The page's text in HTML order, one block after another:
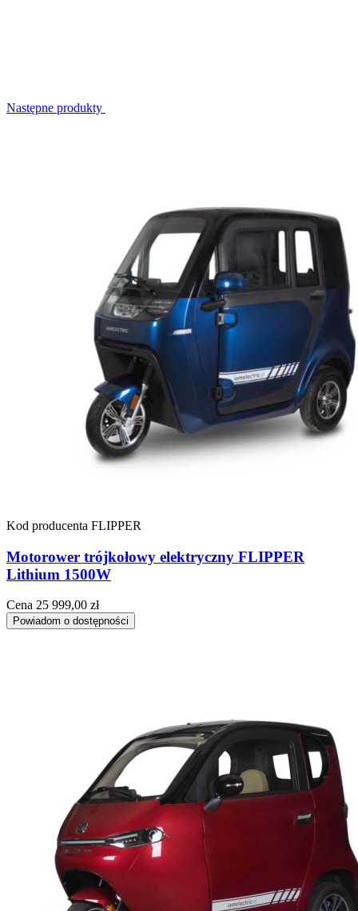
Następne produkty
Kod producenta FLIPPER
Motorower trójkołowy elektryczny FLIPPER
Lithium 1500W
Cena 25 999,00 zł
Powiadom o dostępności